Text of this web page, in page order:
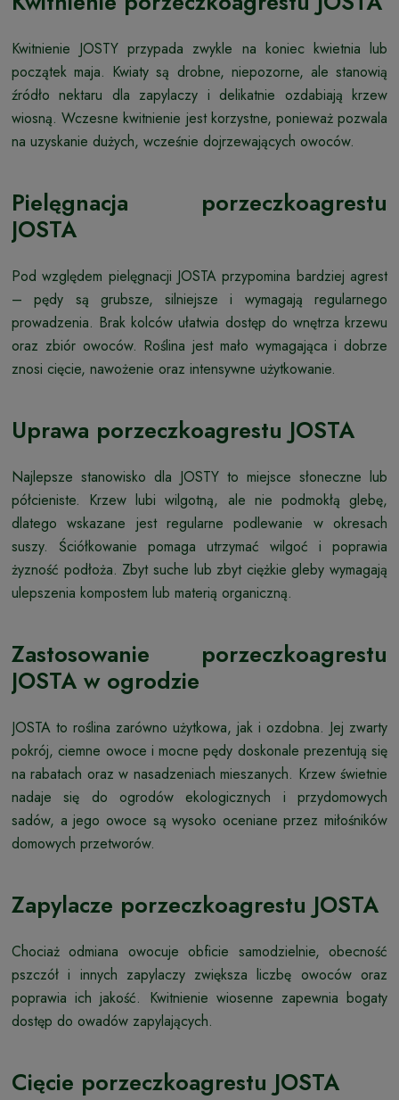
Kwitnienie JOSTY przypada zwykle na koniec kwietnia lub
początek maja. Kwiaty są drobne, niepozorne, ale stanowią
źródło nektaru dla zapylaczy i delikatnie ozdabiają krzew
wiosną. Wczesne kwitnienie jest korzystne, ponieważ pozwala
na uzyskanie dużych, wcześnie dojrzewających owoców.
Pielęgnacja porzeczkoagrestu
JOSTA
Pod względem pielęgnacji JOSTA przypomina bardziej agrest
– pędy są grubsze, silniejsze i wymagają regularnego
prowadzenia. Brak kolców ułatwia dostęp do wnętrza krzewu
oraz zbiór owoców. Roślina jest mało wymagająca i dobrze
znosi cięcie, nawożenie oraz intensywne użytkowanie.
Uprawa porzeczkoagrestu JOSTA
Najlepsze stanowisko dla JOSTY to miejsce słoneczne lub
półcieniste. Krzew lubi wilgotną, ale nie podmokłą glebę,
dlatego wskazane jest regularne podlewanie w okresach
suszy. Ściółkowanie pomaga utrzymać wilgoć i poprawia
żyzność podłoża. Zbyt suche lub zbyt ciężkie gleby wymagają
ulepszenia kompostem lub materią organiczną.
Zastosowanie porzeczkoagrestu
JOSTA w ogrodzie
JOSTA to roślina zarówno użytkowa, jak i ozdobna. Jej zwarty
pokrój, ciemne owoce i mocne pędy doskonale prezentują się
na rabatach oraz w nasadzeniach mieszanych. Krzew świetnie
nadaje się do ogrodów ekologicznych i przydomowych
sadów, a jego owoce są wysoko oceniane przez miłośników
domowych przetworów.
Zapylacze porzeczkoagrestu JOSTA
Chociaż odmiana owocuje obficie samodzielnie, obecność
pszczół i innych zapylaczy zwiększa liczbę owoców oraz
poprawia ich jakość. Kwitnienie wiosenne zapewnia bogaty
dostęp do owadów zapylających.
Cięcie porzeczkoagrestu JOSTA